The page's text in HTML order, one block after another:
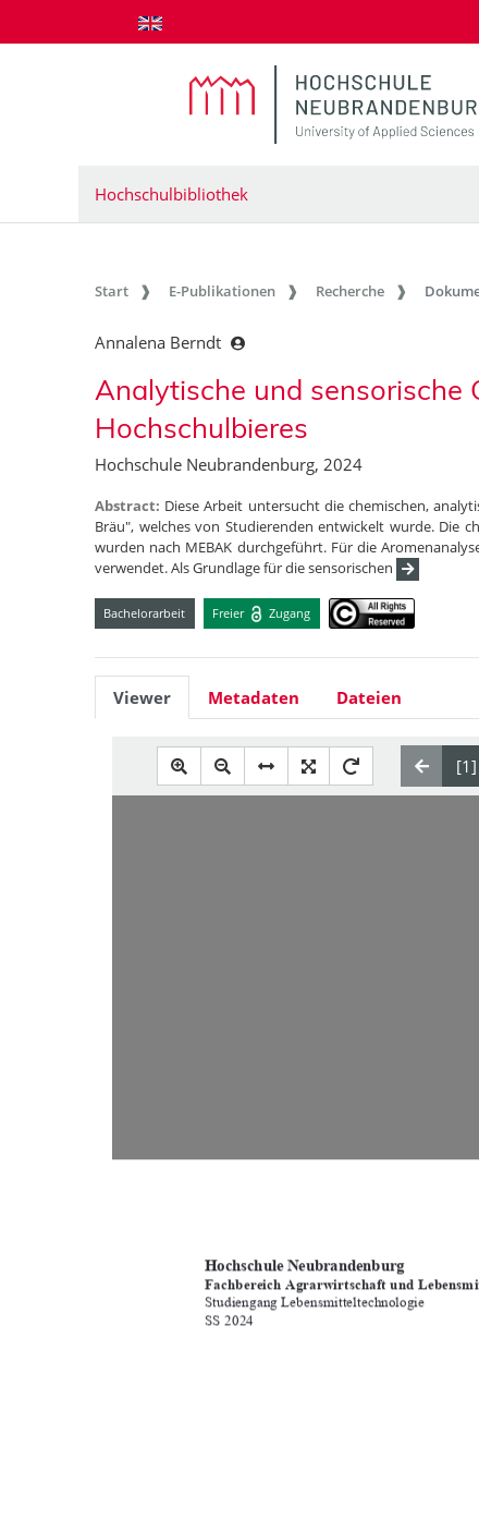
zum Inhalt springen
Hochschulbibliothek
Start E-Publikationen Recherche
Annalena Berndt
Analytische und sensorische
Hochschulbieres
Hochschule Neubrandenburg, 2024
Abstract: Diese Arbeit untersucht die chemischen,
Bräu", welches von Studierenden entwickelt wurde. Die
wurden nach MEBAK durchgeführt. Für die
verwendet. Als Grundlage für die sensorischen
Bachelorarbeit Freier Zugang
Viewer Metadaten Dateien
Hochschule Neubrandenburg
Fachbereich Agrarwirtschaft und
Studiengang Lebensmitteltechnologie
SS 2024